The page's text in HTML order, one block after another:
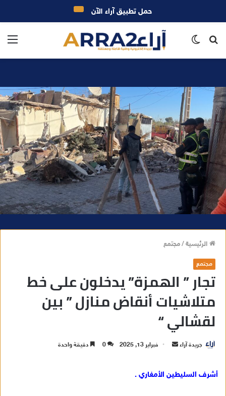
بحث
الرئيسية/مجتمع
مجتمع
تجار ” الهمزة” يدخلون على خط
متلاشيات أنقاض منازل ” بين
لقشالي “
جريدة آراء فبراير 13, 2025 0 دقيقة واحدة
أشرف السليطين الأمغاري .
حمل تطبيق آراء الآن